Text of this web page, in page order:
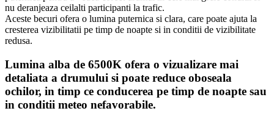
nu deranjeaza ceilalti participanti la trafic.
Aceste becuri ofera o lumina puternica si clara, care poate ajuta la
cresterea vizibilitatii pe timp de noapte si in conditii de vizibilitate
redusa.
Lumina alba de 6500K ofera o vizualizare mai
detaliata a drumului si poate reduce oboseala
ochilor, in timp ce conducerea pe timp de noapte sau
in conditii meteo nefavorabile.